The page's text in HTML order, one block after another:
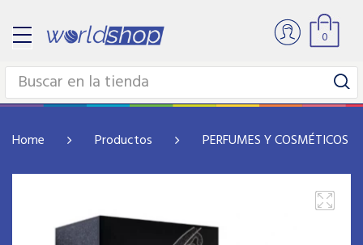
0
Home Productos PERFUMES Y COSMÉTICOS